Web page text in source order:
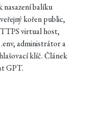
nasazení balíku
kořen public,
virtual host,
administrátor a
klíč. Článek
GPT.